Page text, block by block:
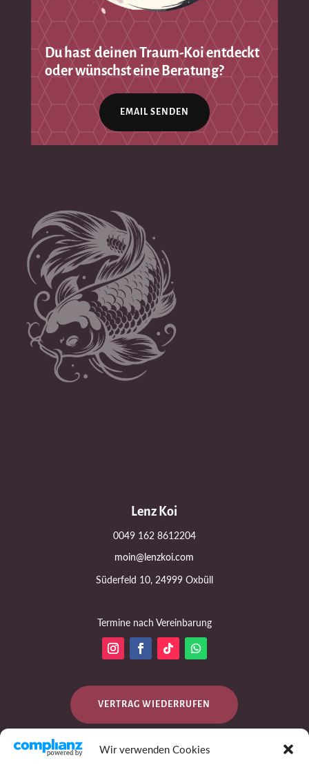
Wir verwenden Cookies
Du hast deinen Traum-Koi entdeckt
oder wünschst eine Beratung?
EMAIL SENDEN
Lenz Koi
0049 162 8612204
moin@lenzkoi.com
Süderfeld 10, 24999 Oxbüll
Termine nach Vereinbarung
VERTRAG WIEDERRUFEN